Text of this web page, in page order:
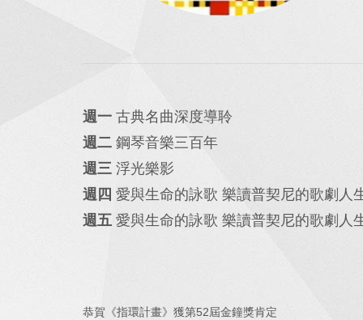
週一 古典名曲深度導聆
週二 鋼琴音樂三百年
週三 浮光樂影
週四 愛與生命的詠歌 樂讀普契尼的歌劇人
週五 愛與生命的詠歌 樂讀普契尼的歌劇人
恭賀《指環計畫》獲第52屆金鐘獎肯定